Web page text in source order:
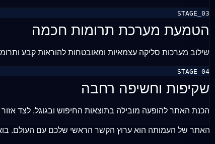
STAGE_03
הטמעת מערכת תרומות חכמה
שילוב מערכות סליקה עצמאיות ומאובטחות להוראות קבע
STAGE_04
שקיפות וחשיפה רחבה
הכנת האתר להופעה מובילה בתוצאות החיפוש ובגוגל, לצד אזור
האתר של העמותה הוא ערוץ הקשר הראשי שלכם עם העולם.